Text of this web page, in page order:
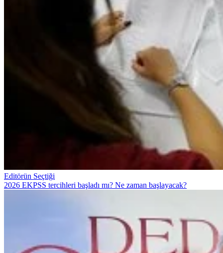
Editörün Seçtiği
2026 EKPSS tercihleri başladı mı? Ne zaman başlayacak?